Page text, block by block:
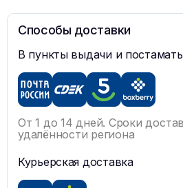
Способы доставки
В пункты выдачи и
От 1 до 14 дней. Сроки
удалённости региона
Курьерская доставка